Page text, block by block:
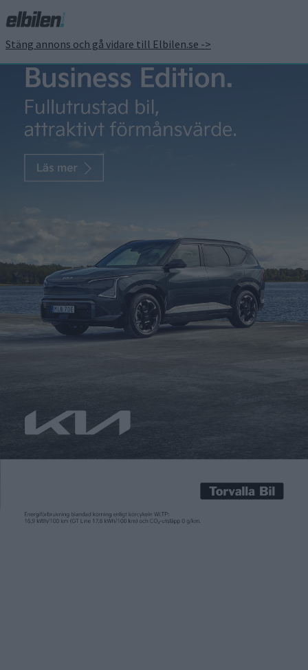
Stäng annons och gå vidare till Elbilen.se ->
BMW miljonsatsar på
återvinning för billigare
batteritillverkning
Carl Undéhn
om saken. Bland annat Volvo, som bygger en batterifabrik i
Göteborg – ursprungligen i samarbete med Northvolt som nu
Efter att först varit skeptisk till satsningar på egen
tillverkning av battericeller har flera biltillverkare ändrat åsikt